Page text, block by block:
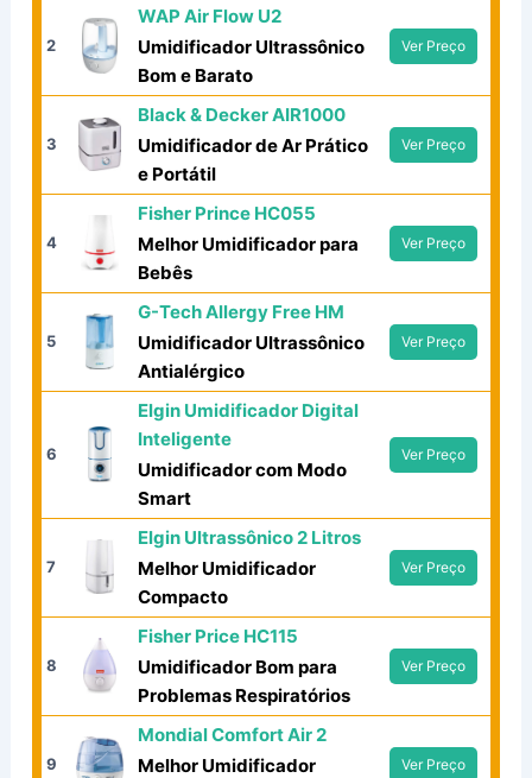
2
WAP Air Flow U2
Umidificador Ultrassônico
Bom e Barato
Ver Preço
3
Black & Decker AIR1000
Umidificador de Ar Prático
e Portátil
Ver Preço
4
Fisher Prince HC055
Melhor Umidificador para
Bebês
Ver Preço
5
G-Tech Allergy Free HM
Umidificador Ultrassônico
Antialérgico
Ver Preço
6
Elgin Umidificador Digital
Inteligente
Umidificador com Modo
Smart
Ver Preço
7
Elgin Ultrassônico 2 Litros
Melhor Umidificador
Compacto
Ver Preço
8
Fisher Price HC115
Umidificador Bom para
Problemas Respiratórios
Ver Preço
9
Mondial Comfort Air 2
Melhor Umidificador
Ver Preço